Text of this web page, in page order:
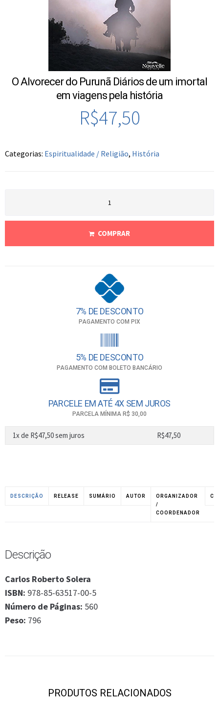
O Alvorecer do Purunã Diários de um imortal
em viagens pela história
R$47,50
Categorias: Espiritualidade / Religião, História
COMPRAR
7% DE DESCONTO
PAGAMENTO COM PIX
5% DE DESCONTO
PAGAMENTO COM BOLETO BANCÁRIO
PARCELE EM ATÉ 4X SEM JUROS
PARCELA MÍNIMA R$ 30,00
1x de R$47,50sem juros R$47,50
DESCRIÇÃO RELEASE SUMÁRIO AUTOR
ORGANIZADOR
/
COORDENADOR
Descrição
Carlos Roberto Solera
ISBN: 978-85-63517-00-5
Número de Páginas: 560
Peso: 796
PRODUTOS RELACIONADOS